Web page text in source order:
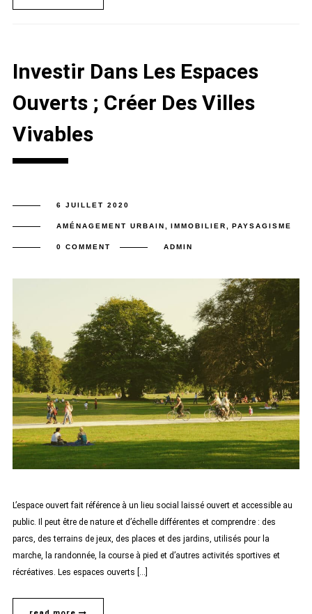
Investir Dans Les Espaces
Ouverts ; Créer Des Villes
Vivables
6 JUILLET 2020
AMÉNAGEMENT URBAIN IMMOBILIER PAYSAGISME
0 COMMENT ADMIN
L’espace ouvert fait référence à un lieu social laissé ouvert et accessible au
public. Il peut être de nature et d’échelle différentes et comprendre : des
parcs, des terrains de jeux, des places et des jardins, utilisés pour la
marche, la randonnée, la course à pied et d’autres activités sportives et
récréatives. Les espaces ouverts […]